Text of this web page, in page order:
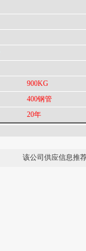
900KG
400钢管
20年
该公司供应信息推